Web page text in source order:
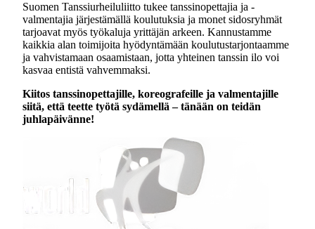
Suomen Tanssiurheiluliitto tukee tanssinopettajia ja -
valmentajia järjestämällä koulutuksia ja monet sidosryhmät
tarjoavat myös työkaluja yrittäjän arkeen. Kannustamme
kaikkia alan toimijoita hyödyntämään koulutustarjontaamme
ja vahvistamaan osaamistaan, jotta yhteinen tanssin ilo voi
kasvaa entistä vahvemmaksi.
Kiitos tanssinopettajille, koreografeille ja valmentajille
siitä, että teette työtä sydämellä – tänään on teidän
juhlapäivänne!